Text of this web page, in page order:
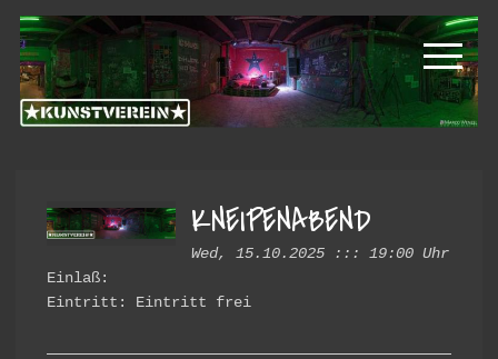
Skip
primary
navigation
Skip
main
content
Kunstverein
Hintere
Cramergasse
KNEIPENABEND
Wed, 15.10.2025 ::: 19:00 Uhr
Einlaß:
Eintritt: Eintritt frei